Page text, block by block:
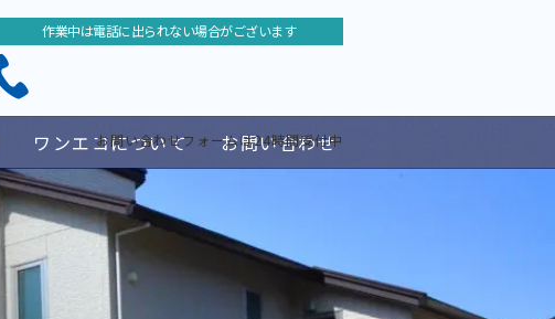
作業中は電話に出られない場合がございます
お問い合わせフォームは24時間受付中
ワンエコについて お問い合わせ